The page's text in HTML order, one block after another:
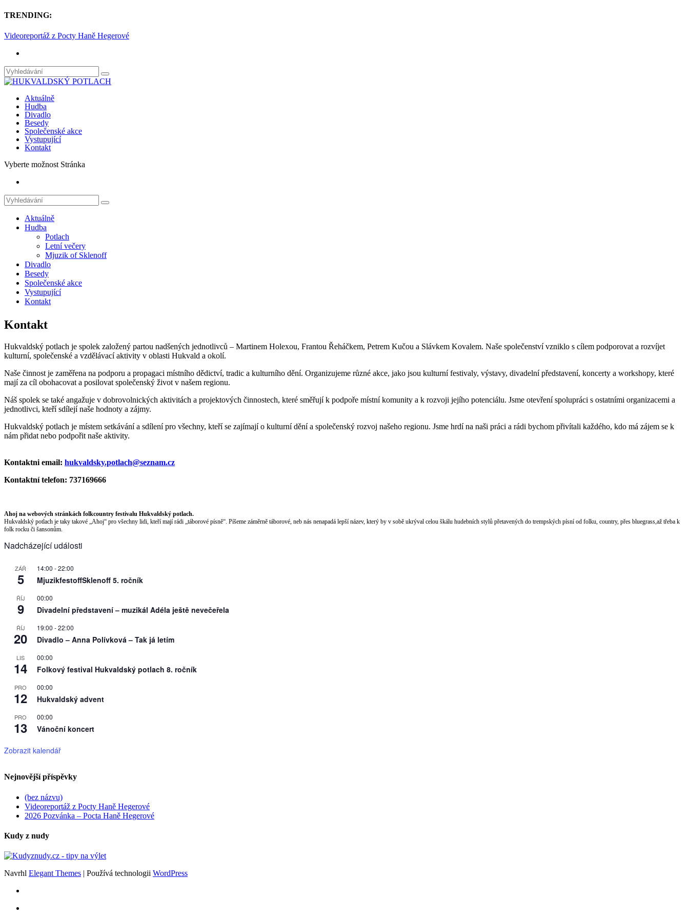
TRENDING:
Videoreportáž z Pocty Haně Hegerové
Aktuálně
Hudba
Divadlo
Besedy
Společenské akce
Vystupující
Kontakt
Vyberte možnost Stránka
Aktuálně
Hudba
Potlach
Letní večery
Mjuzik of Sklenoff
Divadlo
Besedy
Společenské akce
Vystupující
Kontakt
Kontakt
Hukvaldský potlach je spolek založený partou nadšených jednotlivců – Martinem Holexou, Frantou Řeháčkem, Petrem Kučou a Slávkem Kovalem. Naše společenství vzniklo s cílem podporovat a rozvíjet
kulturní, společenské a vzdělávací aktivity v oblasti Hukvald a okolí.
Naše činnost je zaměřena na podporu a propagaci místního dědictví, tradic a kulturního dění. Organizujeme různé akce, jako jsou kulturní festivaly, výstavy, divadelní představení, koncerty a workshopy, které
mají za cíl obohacovat a posilovat společenský život v našem regionu.
Náš spolek se také angažuje v dobrovolnických aktivitách a projektových činnostech, které směřují k podpoře místní komunity a k rozvoji jejího potenciálu. Jsme otevření spolupráci s ostatními organizacemi a
jednotlivci, kteří sdílejí naše hodnoty a zájmy.
Hukvaldský potlach je místem setkávání a sdílení pro všechny, kteří se zajímají o kulturní dění a společenský rozvoj našeho regionu. Jsme hrdí na naši práci a rádi bychom přivítali každého, kdo má zájem se k
nám přidat nebo podpořit naše aktivity.
Kontaktni email: hukvaldsky.potlach@seznam.cz
Kontaktní telefon: 737169666
Ahoj na webových stránkách folkcountry festivalu Hukvaldský potlach.
Hukvaldský potlach je taky takové „Ahoj“ pro všechny lidi, kteří mají rádi „táborové písně“. Píšeme záměrně táborové, neb nás nenapadá lepší název, který by v sobě ukrýval celou škálu hudebních stylů přetavených do trempských písní od folku, country, přes bluegrass,až třeba k
folk rocku či šansonům.
Nadcházející události
ZÁŘ
5
14:00 -22:00
MjuzikfestoffSklenoff 5. ročník
ŘÍJ
9
00:00
Divadelní představení – muzikál Adéla ještě nevečeřela
ŘÍJ
20
19:00 -22:00
Divadlo – Anna Polívková – Tak já letím
LIS
14
00:00
Folkový festival Hukvaldský potlach 8. ročník
PRO
12
00:00
Hukvaldský advent
PRO
13
00:00
Vánoční koncert
Zobrazit kalendář
Nejnovější příspěvky
(bez názvu)
Videoreportáž z Pocty Haně Hegerové
2026 Pozvánka – Pocta Haně Hegerové
Kudy z nudy
Navrhl Elegant Themes | Používá technologii WordPress